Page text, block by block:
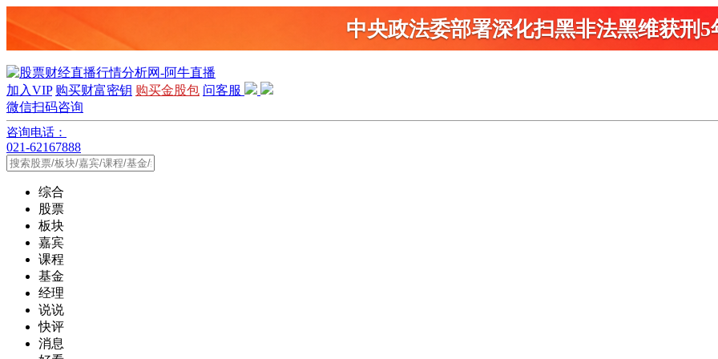
中央政法委部署深化扫黑非法黑维获刑5
加入VIP 购买财富密钥 购买金股包 问客服
微信扫码咨询
咨询电话：
021-62167888
综合
股票
板块
嘉宾
课程
基金
经理
说说
快评
消息